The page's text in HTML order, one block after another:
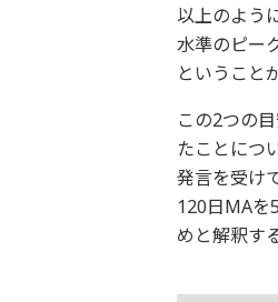
以上のよう
水準のピー
ということ
この2つの
たことにつ
発言を受け
120日MAを
めと解釈す